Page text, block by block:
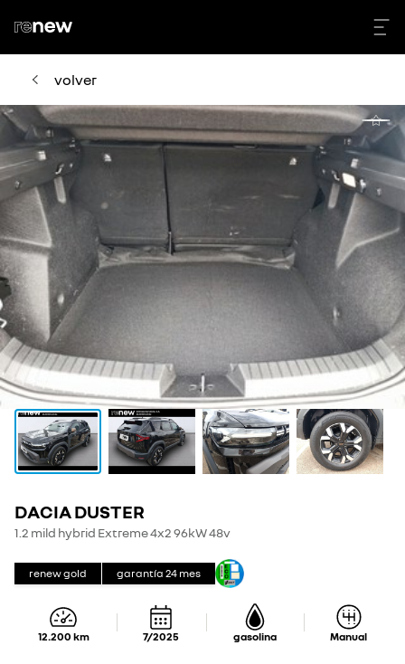
volver
DACIA DUSTER
1.2 mild hybrid Extreme 4x2 96kW 48v
renew gold garantía 24 mes
12.200 km 7/2025 gasolina Manual